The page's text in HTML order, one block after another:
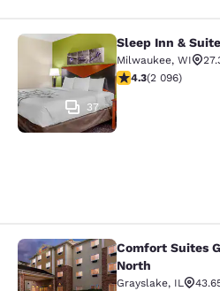
Sleep Inn &
37
Sleep Inn &
Milwaukee, WI
4.26 étoiles.
4.3(2 096)
Comfort Suites
Comfort Suites
North
Grayslake, IL